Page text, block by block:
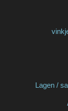
Lagen /